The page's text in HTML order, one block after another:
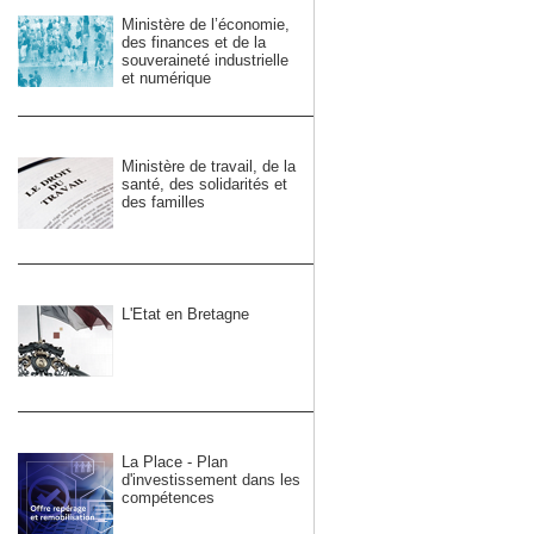
Ministère de l’économie,
des finances et de la
souveraineté industrielle
et numérique
Ministère de travail, de la
santé, des solidarités et
des familles
L'Etat en Bretagne
La Place - Plan
d'investissement dans les
compétences